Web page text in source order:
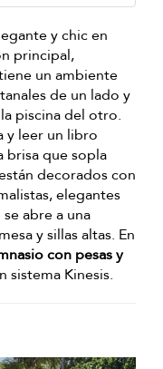
y chic en
principal,
un ambiente
de un lado y
piscina del otro.
y leer un libro
brisa que sopla
decorados con
elegantes
abre a una
y sillas altas. En
con pesas y
sistema Kinesis.